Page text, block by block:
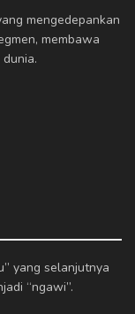
mengedepankan
membawa
yang selanjutnya
“ngawi”.